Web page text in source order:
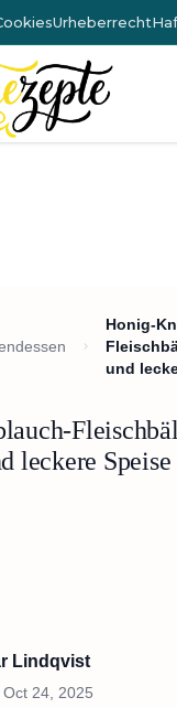
Urheberrecht
Honig-
und
leckere Speise
Lindqvist
Oct 24, 2025